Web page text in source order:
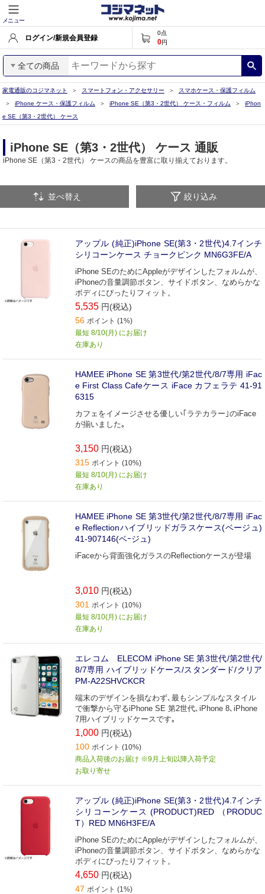
メニュー
ログイン/新規会員登録
0点
0円
全ての商品
家電通販のコジマネット スマートフォン・アクセサリー
スマホケース・保護フィルム
iPhone ケース・保護フィルム
iPhone SE（第3・2世代） ケース・フィルム
iPhon
e SE（第3・2世代） ケース
iPhone SE（第3・2世代） ケース 通販
iPhone SE（第3・2世代） ケースの商品を豊富に取り揃えております。
並べ替え 絞り込み
アップル (純正)iPhone SE(第3・2世代)4.7インチ
シリコーンケース チョークピンク MN6G3FE/A
iPhone SEのためにAppleがデザインしたフォルムが、
iPhoneの音量調節ボタン、サイドボタン、なめらかな
ボディにぴったりフィット。
5,535 円(税込)
56 ポイント (1%)
最短 8/10(月) にお届け
在庫あり
HAMEE iPhone SE 第3世代/第2世代/8/7専用 iFac
e First Class Cafeケース iFace カフェラテ 41-91
6315
カフェをイメージさせる優しい｢ラテカラー｣のiFace
が揃いました｡
3,150 円(税込)
315 ポイント (10%)
最短 8/10(月) にお届け
在庫あり
HAMEE iPhone SE 第3世代/第2世代/8/7専用 iFac
e Reflectionハイブリッドガラスケース(ベージュ)
41-907146(ベｰジュ)
iFaceから背面強化ガラスのReflectionケースが登場
3,010 円(税込)
301 ポイント (10%)
最短 8/10(月) にお届け
在庫あり
エレコム ELECOM iPhone SE 第3世代/第2世代/
8/7専用 ハイブリッドケース/スタンダード/クリア
PM-A22SHVCKCR
端末のデザインを損なわず､最もシンプルなスタイル
で衝撃から守るiPhone SE 第2世代､iPhone 8､iPhone
7用ハイブリッドケースです｡
1,000 円(税込)
100 ポイント (10%)
商品入荷後のお届け ※9月上旬以降入荷予定
お取り寄せ
アップル (純正)iPhone SE(第3・2世代)4.7インチ
シリコーンケース (PRODUCT)RED （PRODUC
T）RED MN6H3FE/A
iPhone SEのためにAppleがデザインしたフォルムが、
iPhoneの音量調節ボタン、サイドボタン、なめらかな
ボディにぴったりフィット。
4,650 円(税込)
47 ポイント (1%)